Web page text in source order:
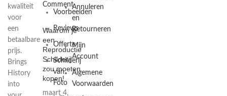
kwaliteit
voor
een
betaalbare
prijs.
Brings
History
into
Comment
Waarom je
een
Reproductie
Schilderij
zou moeten
kopen!
maart 4,
Voorbeelden
Reviews
Offerte
Schilderij
van
Foto
Annuleren
en
Retourneren
Mijn
Account
Algemene
Voorwaarden